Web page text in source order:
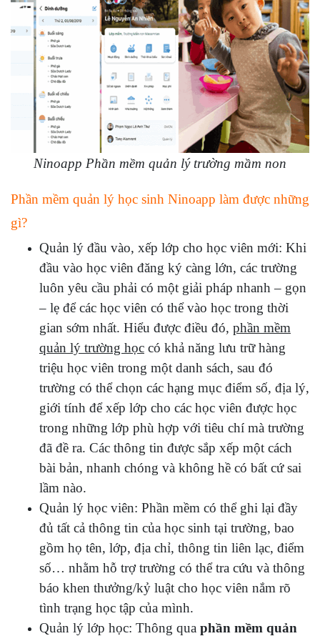
Ninoapp Phần mềm quản lý trường mầm non
Phần mềm quản lý học sinh Ninoapp làm được những
gì?
Quản lý đầu vào, xếp lớp cho học viên mới: Khi
đầu vào học viên đăng ký càng lớn, các trường
luôn yêu cầu phải có một giải pháp nhanh – gọn
– lẹ để các học viên có thể vào học trong thời
gian sớm nhất. Hiểu được điều đó, phần mềm
quản lý trường học có khả năng lưu trữ hàng
triệu học viên trong một danh sách, sau đó
trường có thể chọn các hạng mục điểm số, địa lý,
giới tính để xếp lớp cho các học viên được học
trong những lớp phù hợp với tiêu chí mà trường
đã đề ra. Các thông tin được sắp xếp một cách
bài bản, nhanh chóng và không hề có bất cứ sai
lầm nào.
Quản lý học viên: Phần mềm có thể ghi lại đầy
đủ tất cả thông tin của học sinh tại trường, bao
gồm họ tên, lớp, địa chỉ, thông tin liên lạc, điểm
số… nhằm hỗ trợ trường có thể tra cứu và thông
báo khen thưởng/kỷ luật cho học viên nắm rõ
tình trạng học tập của mình.
Quản lý lớp học: Thông qua phần mềm quản